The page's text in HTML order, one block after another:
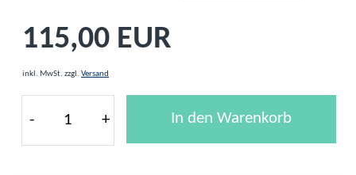
115,00 EUR
inkl. MwSt. zzgl. Versand
- + In den Warenkorb